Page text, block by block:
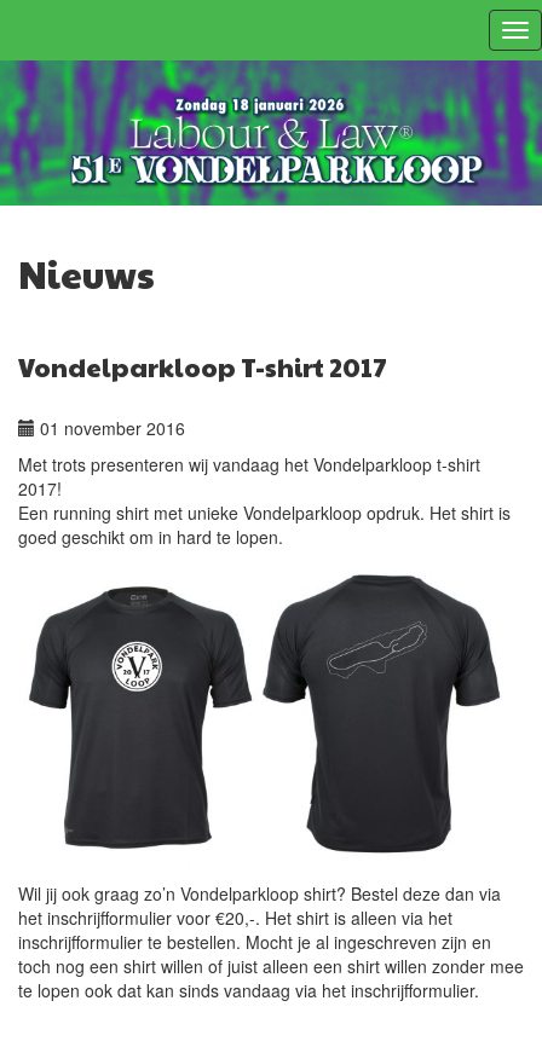
Nieuws
Vondelparkloop T-shirt 2017
01 november 2016
Met trots presenteren wij vandaag het Vondelparkloop t-shirt
2017!
Een running shirt met unieke Vondelparkloop opdruk. Het shirt is
goed geschikt om in hard te lopen.
Wil jij ook graag zo’n Vondelparkloop shirt? Bestel deze dan via
het inschrijfformulier voor €20,-. Het shirt is alleen via het
inschrijfformulier te bestellen. Mocht je al ingeschreven zijn en
toch nog een shirt willen of juist alleen een shirt willen zonder mee
te lopen ook dat kan sinds vandaag via het inschrijfformulier.